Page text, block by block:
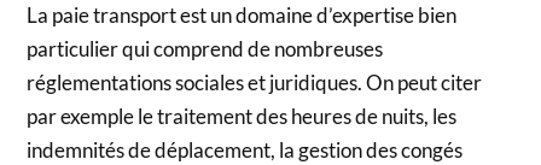
La paie transport est un domaine d’expertise bien
particulier qui comprend de nombreuses
réglementations sociales et juridiques. On peut citer
par exemple le traitement des heures de nuits, les
indemnités de déplacement, la gestion des congés